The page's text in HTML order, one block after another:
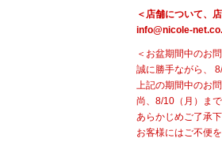
＜店舗について、
info@nicole-
＜お盆期間中のお
誠に勝手ながら、
上記の期間中のお
尚、8/10（月）ま
あらかじめご了承下
お客様にはご不便